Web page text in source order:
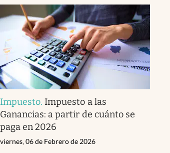
Impuesto. Impuesto a las
Ganancias: a partir de cuánto se
paga en 2026
viernes, 06 de Febrero de 2026